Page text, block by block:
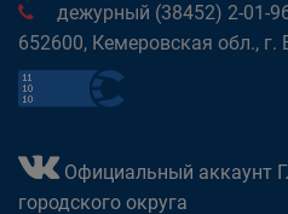
дежурный (38452) 2-01-
652600, Кемеровская обл., г.
Официальный аккаунт
городского округа